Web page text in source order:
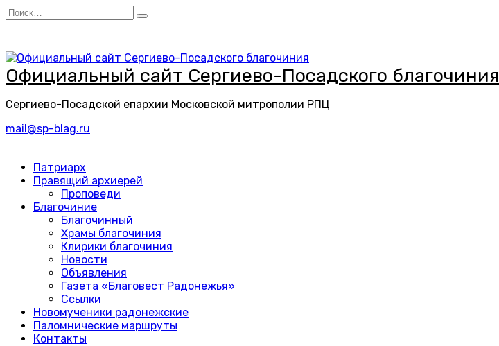
Перейти
к
Search
for:
Официальный сайт Сергиево-Посадского благочиния
Сергиево-Посадской епархии Московской митрополии РПЦ
mail@sp-blag.ru
Патриарх
Правящий архиерей
Проповеди
Благочиние
Благочинный
Храмы благочиния
Клирики благочиния
Новости
Объявления
Газета «Благовест Радонежья»
Ссылки
Новомученики радонежские
Паломнические маршруты
Контакты